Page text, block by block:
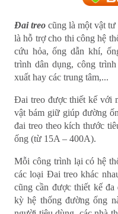
Đai treo cũng là một vật
là hỗ trợ cho thi công hệ
cứu hỏa, ống dẫn khí,
trình dân dụng, công
xuất hay các trung tâm,...
Đai treo được thiết kế với
vật bám giữ giúp đường
đai treo theo kích thước
ống (từ 15A – 400A).
Mỗi công trình lại có hệ
các loại Đai treo khác
cũng cần được thiết kế
kỳ hệ thống đường ống